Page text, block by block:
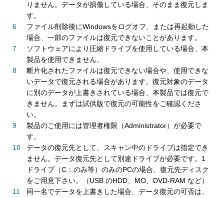
りません。データが損傷している場合、そのまま復元しま
す。
ファイル削除後にWindowsをログオフ、または再起動した
場合、一部のファイルは復元できないことがあります。
ソフトウェアにより圧縮ドライブを使用している場合、本
製品を使用できません。
断片化されたファイルは復元できない場合や、使用できな
いデータで復元される場合があります。復元対象のデータ
に別のデータが上書きされている場合、本製品では復元で
きません。まずは試供版で復元の可能性をご確認くださ
い。
製品のご使用には管理者権限（Administrator）が必要で
す。
データの復元先として、スキャン中のドライブは指定でき
ません。データ復元先として別途ドライブが必要です。1
ドライブ（C：のみ等）のみのPCの場合、復元先ディスク
をご用意下さい。（USB のHDD、MO、DVD-RAM など）
同一名でデータを上書きした場合、データ復元の可否は、